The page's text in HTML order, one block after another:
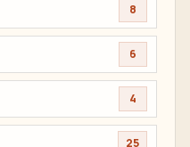
8
6
4
25